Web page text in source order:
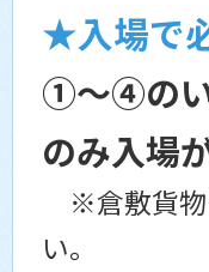
★入場で
①～④のい
のみ入場
※倉敷貨物
い。